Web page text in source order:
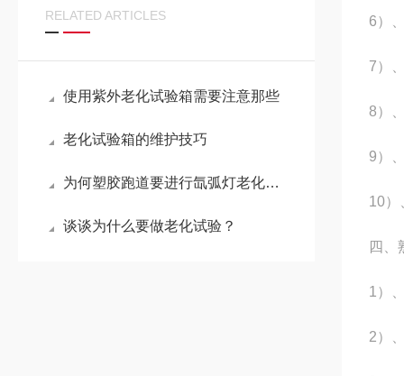
RELATED ARTICLES
使用紫外老化试验箱需要注意那些
老化试验箱的维护技巧
为何塑胶跑道要进行氙弧灯老化加速试验？
谈谈为什么要做老化试验？
6）
7）
8）
9）
10）
四、
1 ）
2）